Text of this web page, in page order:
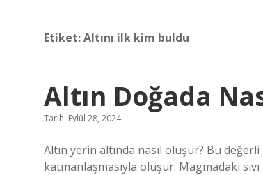
Etiket:Altını ilk kim buldu
Altın Doğada
Tarih: Eylül 28, 2024
Altın yerin altında nasıl oluşur? Bu
katmanlaşmasıyla oluşur. Magmadaki